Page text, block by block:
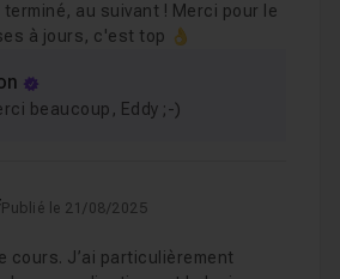
04m04
au suivant ! Merci pour le
à jours, c'est top 👌
beaucoup, Eddy ;-)
Publié le 21/08/2025
cours. J’ai particulièrement